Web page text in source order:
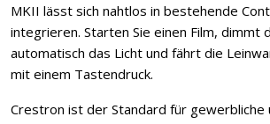
MKII lässt sich nahtlos in bestehende
integrieren. Starten Sie einen Film, dimmt
automatisch das Licht und fährt die
mit einem Tastendruck.
Crestron ist der Standard für gewerbliche